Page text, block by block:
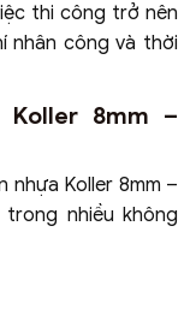
thi công trở nên
nhân công và thời
Koller 8mm –
nhựa Koller 8mm –
nhiều không